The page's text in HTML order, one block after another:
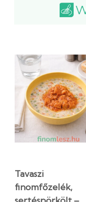
Tavaszi
finomfőzelék,